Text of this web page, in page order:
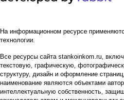
На информационном ресурсе
технологии.
Все ресурсы сайта stankoinkom.ru,
текстовую, графическую,
структуру, дизайн и оформление
наименование являются объектами
интеллектуальную собственность,